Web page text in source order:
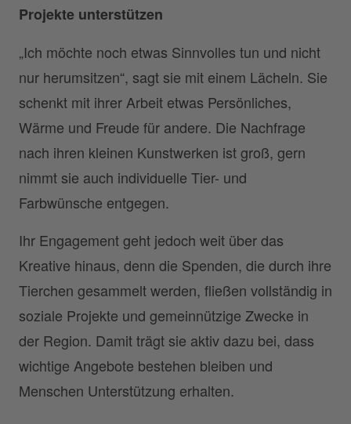
Projekte unterstützen
„Ich möchte noch etwas Sinnvolles tun und nicht
nur herumsitzen“, sagt sie mit einem Lächeln. Sie
schenkt mit ihrer Arbeit etwas Persönliches,
Wärme und Freude für andere. Die Nachfrage
nach ihren kleinen Kunstwerken ist groß, gern
nimmt sie auch individuelle Tier- und
Farbwünsche entgegen.
Ihr Engagement geht jedoch weit über das
Kreative hinaus, denn die Spenden, die durch ihre
Tierchen gesammelt werden, fließen vollständig in
soziale Projekte und gemeinnützige Zwecke in
der Region. Damit trägt sie aktiv dazu bei, dass
wichtige Angebote bestehen bleiben und
Menschen Unterstützung erhalten.